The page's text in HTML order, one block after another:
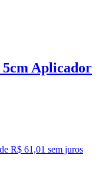
5cm Aplicador
R$ 61,01 sem juros